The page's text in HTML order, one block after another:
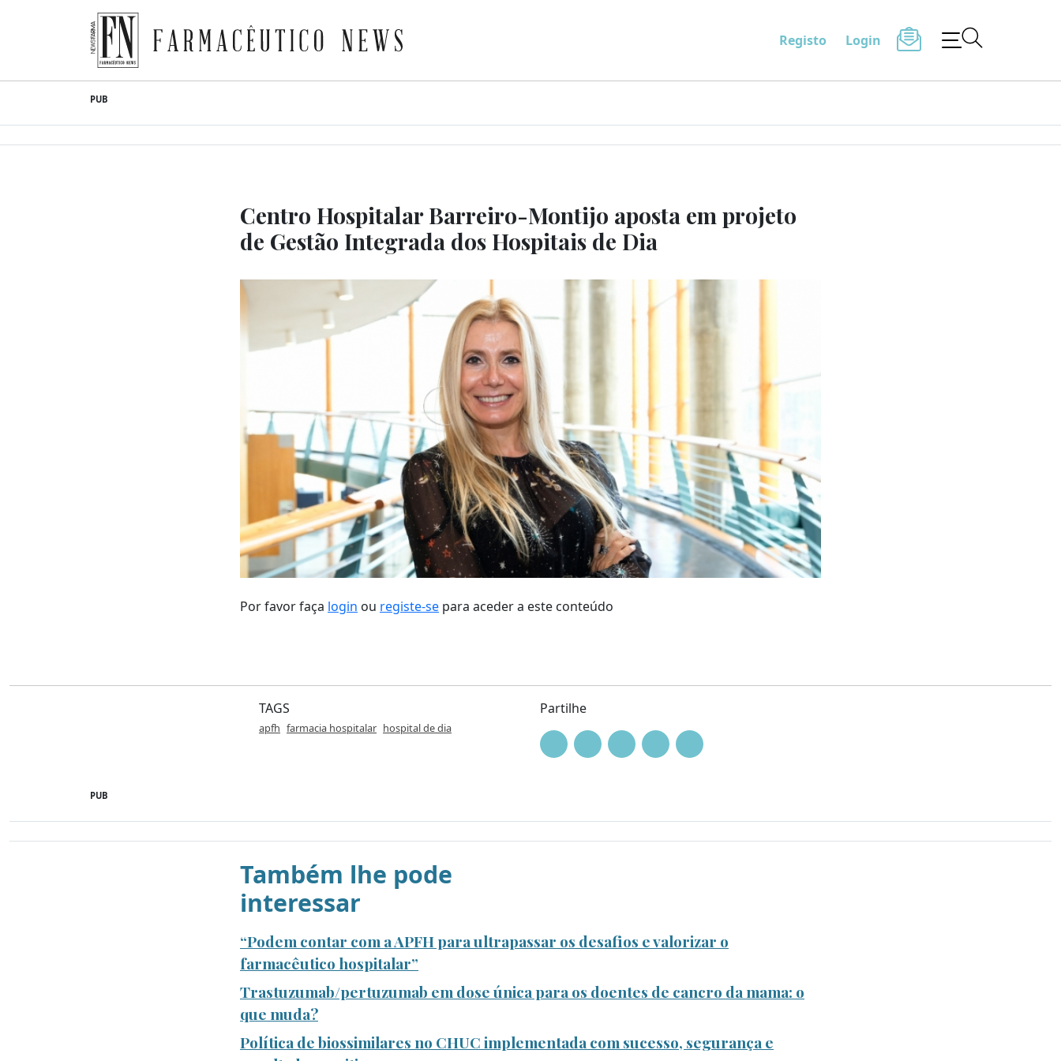
content
Farmacêutico News Registo Login
PUB
Centro Hospitalar Barreiro-Montijo aposta em projeto
de Gestão Integrada dos Hospitais de Dia
Por favor faça login ou registe-se para aceder a este conteúdo
TAGS
apfh farmacia hospitalar hospital de dia
Partilhe
PUB
Também lhe pode
interessar
“Podem contar com a APFH para ultrapassar os desafios e valorizar o
farmacêutico hospitalar”
Trastuzumab/pertuzumab em dose única para os doentes de cancro da mama: o
que muda?
Política de biossimilares no CHUC implementada com sucesso, segurança e